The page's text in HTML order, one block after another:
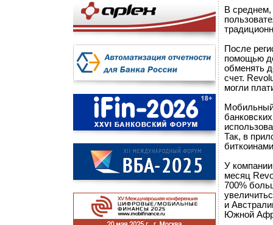
В среднем,
После
помощью
обменять
счет.
могли
Так, в
У
месяц
700%
и
Южной